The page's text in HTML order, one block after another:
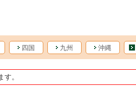
(บริการ)
四国 九州 沖縄
。